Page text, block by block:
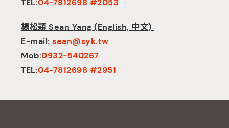
TEL:04-7812698 #2053
楊松穎 Sean Yang (English, 中文)
E-mail: sean@syk.tw
Mob:0932-540267
TEL:04-7812698 #2951